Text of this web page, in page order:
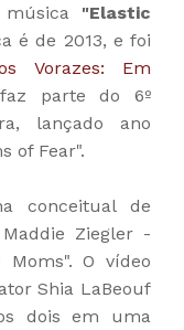
"Elastic
é de 2013, e foi
Vorazes: Em
parte do 6º
lançado ano
of Fear".
conceitual de
Ziegler -
Moms". O vídeo
Shia LaBeouf
dois em uma